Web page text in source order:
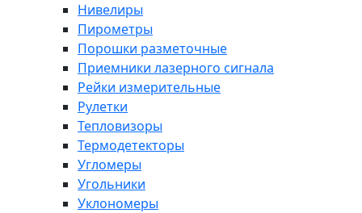
Нивелиры
Пирометры
Порошки разметочные
Приемники лазерного сигнала
Рейки измерительные
Рулетки
Тепловизоры
Термодетекторы
Угломеры
Угольники
Уклономеры